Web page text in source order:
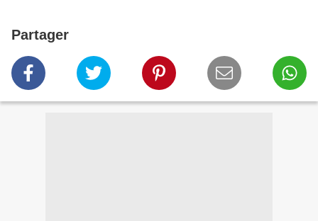
Partager